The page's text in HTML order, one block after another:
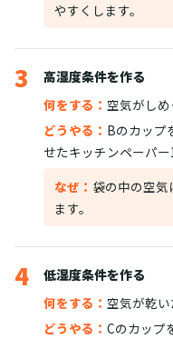
やすくします。
3
高湿度条件を作る
何をする： 空気がしめ
どうやる： Bのカップ
せたキッチンペーパー
なぜ： 袋の中の空気
ます。
4
低湿度条件を作る
何をする： 空気が乾い
どうやる： Cのカップ